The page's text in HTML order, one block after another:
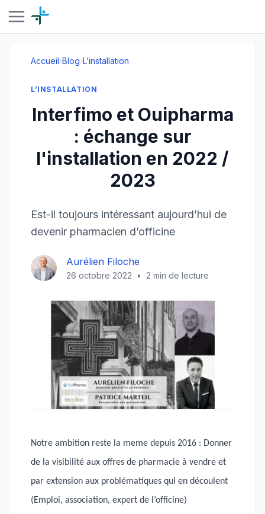
Accueil›Blog›L’installation
L’INSTALLATION
Interfimo et Ouipharma
: échange sur
l'installation en 2022 /
2023
Est-il toujours intéressant aujourd’hui de
devenir pharmacien d’officine
Aurélien Filoche
26 octobre 2022 • 2 min de lecture
Notre ambition reste la meme depuis 2016 : Donner
de la visibilité aux offres de pharmacie à vendre et
par extension aux problématiques qui en découlent
(Emploi, association, expert de l’officine)